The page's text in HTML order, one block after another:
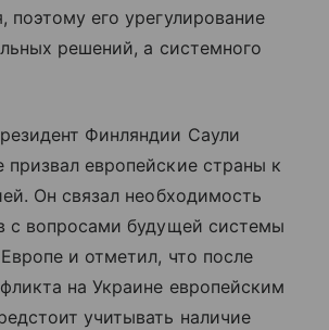
поэтому его урегулирование
решений, а системного
Финляндии Саули
европейские страны к
Он связал необходимость
с вопросами будущей системы
и отметил, что после
на Украине европейским
учитывать наличие